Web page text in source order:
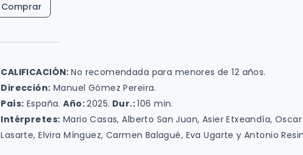
Comprar
CALIFICACIÓN:No recomendada para menores de 12 años.
Dirección: Manuel Gómez Pereira.
País: España.Año:2025. Dur.:106 min.
Intérpretes: Mario Casas, Alberto San Juan, Asier Etxeandía, Oscar
Lasarte, Elvira Mínguez, Carmen Balagué, Eva Ugarte y Antonio